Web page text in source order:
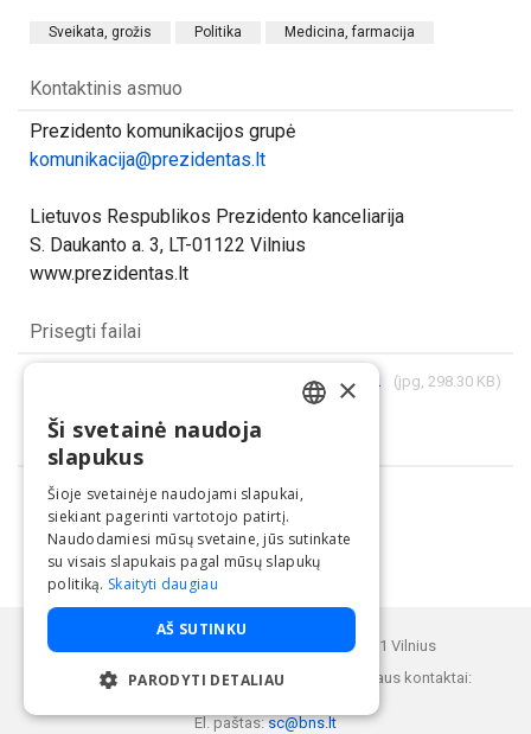
Sveikata, grožis Politika Medicina, farmacija
Kontaktinis asmuo
Prezidento komunikacijos grupė
komunikacija@prezidentas.lt
Lietuvos Respublikos Prezidento kanceliarija
S. Daukanto a. 3, LT-01122 Vilnius
www.prezidentas.lt
Prisegti failai
523435_260204pasaulineskovossuveziudienosrenginyseitvydaskinaitis029.jpg (jpg, 298.30 KB)
Dalintis
Paslaugą teikia UAB "BNS".
Buveinės adresas: Kęstučio g. 25, LT-08121 Vilnius
BNS Spaudos centro klientų aptarnavimo skyriaus kontaktai:
El. paštas:sc@bns.lt
×
Ši svetainė naudoja
slapukus
Šioje svetainėje naudojami slapukai,
siekiant pagerinti vartotojo patirtį.
Naudodamiesi mūsų svetaine, jūs sutinkate
su visais slapukais pagal mūsų slapukų
politiką. Skaityti daugiau
AŠ SUTINKU
PARODYTI DETALIAU
BŪTINIEJI